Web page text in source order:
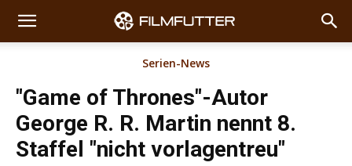
Serien-News
"Game of Thrones"-Autor
George R. R. Martin nennt 8.
Staffel "nicht vorlagentreu"